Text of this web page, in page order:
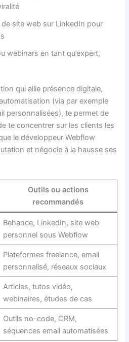
site web sur LinkedIn pour
webinars en tant qu’expert,
qui allie présence digitale,
(via par exemple
personnalisées), te permet de
te concentrer sur les clients les
le développeur Webflow
et négocie à la hausse ses
Outils ou actions
recommandés
Behance, LinkedIn, site web
personnel sous Webflow
Plateformes freelance, email
personnalisé, réseaux sociaux
Articles, tutos vidéo,
webinaires, études de cas
Outils no-code, CRM,
séquences email automatisées